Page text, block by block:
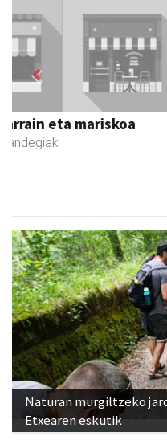
Zubimusu Ikastola
Zizurkil - Hezkuntza
Naturan murgiltzeko
Etxearen eskutik